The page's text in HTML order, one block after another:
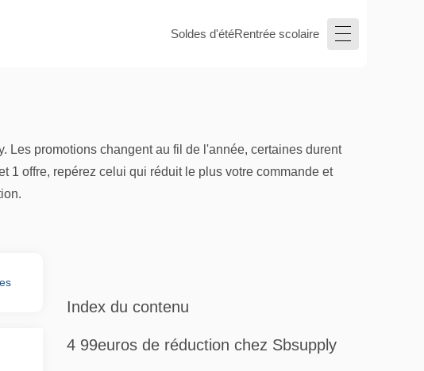
Soldes d'étéRentrée scolaire
Les promotions changent au fil de l'année, certaines durent
1 offre, repérez celui qui réduit le plus votre commande et
Index du contenu
4 99euros de réduction chez Sbsupply